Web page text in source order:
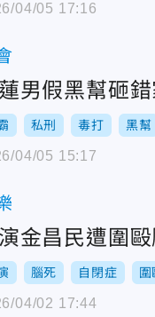
04/05 17:16
男假黑幫砸
私刑 毒打 黑幫
04/05 15:17
金昌民遭圍
腦死 自閉症 圍
04/02 17:44